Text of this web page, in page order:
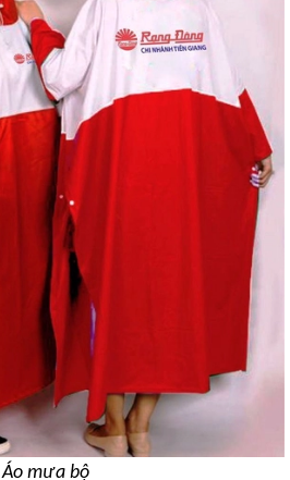
Áo mưa bộ